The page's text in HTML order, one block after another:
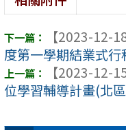
【2023-12-18
度第一學期結業式行
【2023-12-15
位學習輔導計畫(北